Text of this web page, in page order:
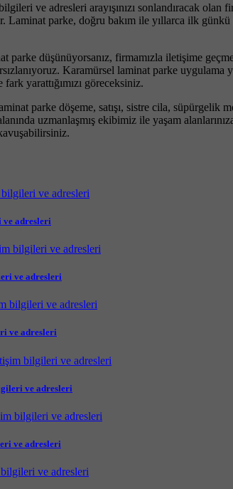
ve adresleri arayışınızı sonlandıracak olan
Laminat parke, doğru bakım ile yıllarca ilk
parke düşünüyorsanız, firmamızla iletişime
Karamürsel laminat parke
yarattığımızı göreceksiniz.
parke döşeme, satışı, sistre cila,
uzmanlaşmış ekibimiz ile yaşam
adresleri
ve adresleri
ve adresleri
ve adresleri
ve adresleri